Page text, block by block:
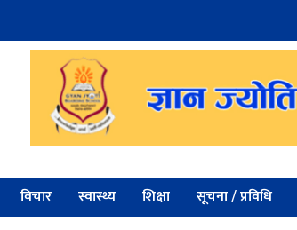
विचार स्वास्थ्य शिक्षा सूचना / प्रविधि